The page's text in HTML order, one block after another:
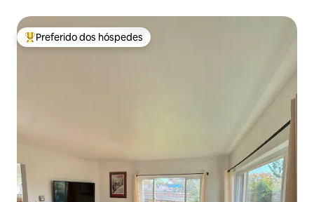
Entre os melhores preferidos dos hóspedes
Preferido dos hóspedes